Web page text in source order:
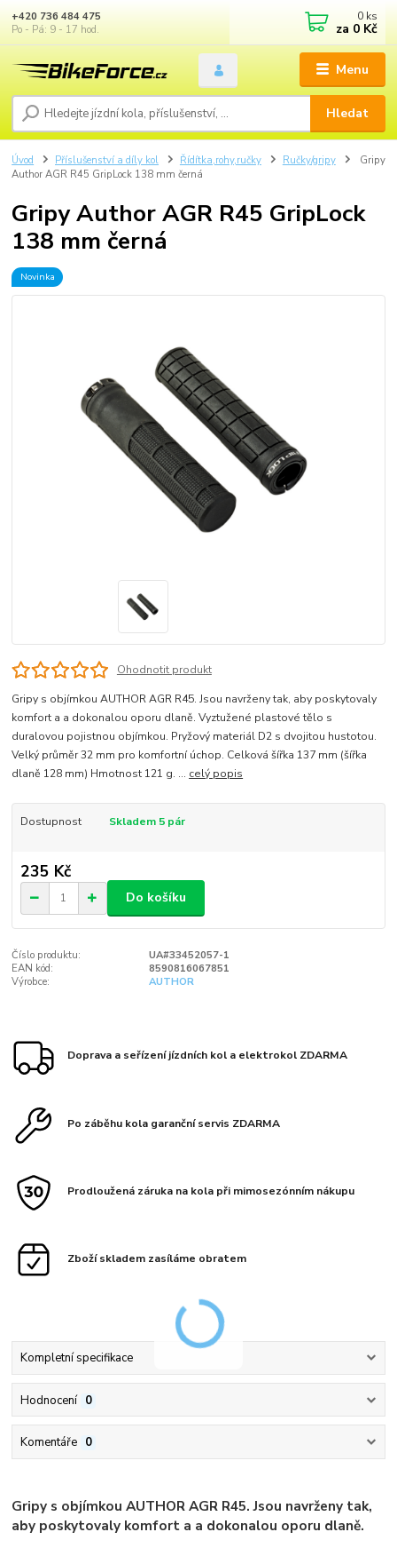
Menu
Hledat
+420 736 484 475
Po - Pá: 9 - 17 hod.
0 ks
za 0 Kč
Úvod Příslušenství a díly kol Řídítka,rohy,ručky Ručky/gripy
Gripy
Author AGR R45 GripLock 138 mm černá
Gripy Author AGR R45 GripLock
138 mm černá
Novinka
Ohodnotit produkt
Gripy s objímkou AUTHOR AGR R45. Jsou navrženy tak, aby poskytovaly
komfort a a dokonalou oporu dlaně. Vyztužené plastové tělo s
duralovou pojistnou objímkou. Pryžový materiál D2 s dvojitou hustotou.
Velký průměr 32 mm pro komfortní úchop. Celková šířka 137 mm (šířka
dlaně 128 mm) Hmotnost 121 g. ... celý popis
Dostupnost Skladem 5 pár
235 Kč
Do košíku
Číslo produktu:
UA#33452057-1
EAN kód:
8590816067851
Výrobce:
AUTHOR
Doprava a seřízení jízdních kol a elektrokol ZDARMA
Po záběhu kola garanční servis ZDARMA
Prodloužená záruka na kola při mimosezónním nákupu
Zboží skladem zasíláme obratem
Kompletní specifikace
Hodnocení 0
Komentáře 0
Gripy s objímkou AUTHOR AGR R45. Jsou navrženy tak,
aby poskytovaly komfort a a dokonalou oporu dlaně.